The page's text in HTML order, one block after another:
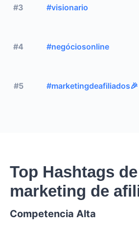
#3 #visionario
#4 #negóciosonline
#5 #marketingdeafiliados🎉
Top Hashtags de
marketing de
Competencia Alta